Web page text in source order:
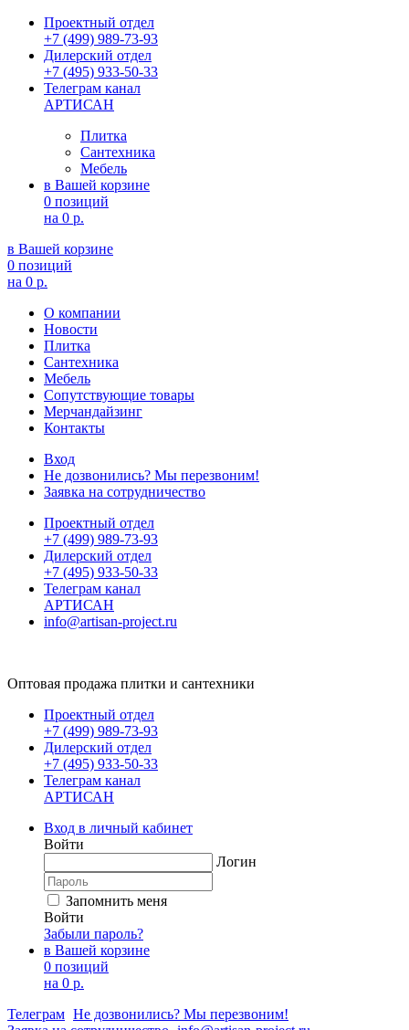
Проектный отдел
+7 (499) 989-73-93
Дилерский отдел
+7 (495) 933-50-33
Телеграм канал
АРТИСАН
Плитка
Сантехника
Мебель
в Вашей корзине
0 позиций
на 0 р.
в Вашей корзине
0 позиций
на 0 р.
О компании
Новости
Плитка
Сантехника
Мебель
Сопутствующие товары
Мерчандайзинг
Контакты
Вход
Не дозвонились? Мы перезвоним!
Заявка на сотрудничество
Проектный отдел
+7 (499) 989-73-93
Дилерский отдел
+7 (495) 933-50-33
Телеграм канал
АРТИСАН
info@artisan-project.ru
Оптовая продажа плитки и сантехники
Проектный отдел
+7 (499) 989-73-93
Дилерский отдел
+7 (495) 933-50-33
Телеграм канал
АРТИСАН
Вход в личный кабинет
Войти
Логин
Запомнить меня
Войти
Забыли пароль?
в Вашей корзине
0 позиций
на 0 р.
Телеграм Не дозвонились? Мы перезвоним!